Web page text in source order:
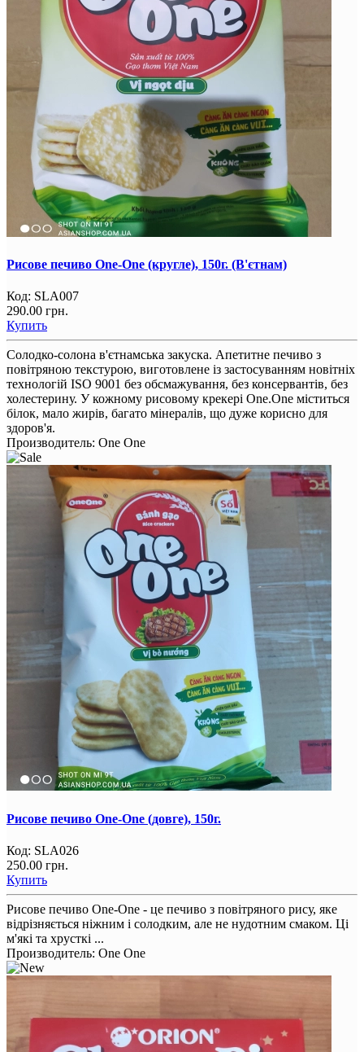
Рисове печиво One-One (кругле), 150г. (В'єтнам)
Код: SLA007
290.00 грн.
Купить
Солодко-солона в'єтнамська закуска. Апетитне печиво з
повітряною текстурою, виготовлене із застосуванням новітніх
технологій ISO 9001 без обсмажування, без консервантів, без
холестерину. У кожному рисовому крекері One.One міститься
білок, мало жирів, багато мінералів, що дуже корисно для
здоров'я.
Производитель: One One
Рисове печиво One-One (довге), 150г.
Код: SLA026
250.00 грн.
Купить
Рисове печиво One-One - це печиво з повітряного рису, яке
відрізняється ніжним і солодким, але не нудотним смаком. Ці
м'які та хрусткі ...
Производитель: One One